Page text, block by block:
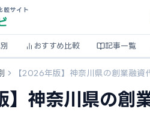
較サイト
おすすめ比較 記事一覧
【2026年版】神奈川県の創業融資
】神奈川県の創